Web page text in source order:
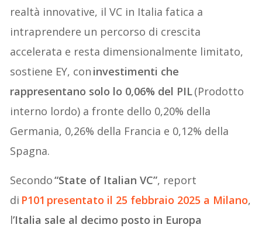
realtà innovative, il VC in Italia fatica a
intraprendere un percorso di crescita
accelerata e resta dimensionalmente limitato,
sostiene EY, con investimenti che
rappresentano solo lo 0,06% del PIL(Prodotto
interno lordo) a fronte dello 0,20% della
Germania, 0,26% della Francia e 0,12% della
Spagna.
Secondo“State of Italian VC”, report
di P101 presentato il 25 febbraio 2025 a Milano,
l’Italia sale al decimo posto in Europa